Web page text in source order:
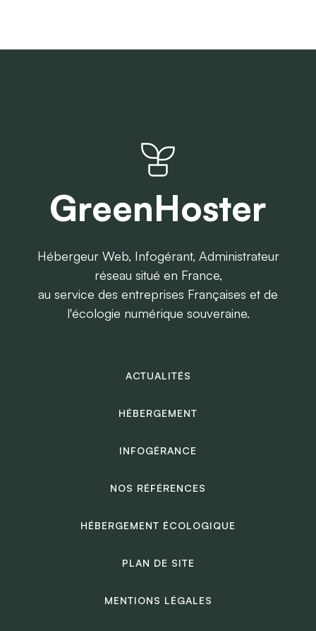
GreenHoster
Hébergeur Web, Infogérant, Administrateur
réseau situé en France,
au service des entreprises Françaises et de
l'écologie numérique souveraine.
ACTUALITÉS
HÉBERGEMENT
INFOGÉRANCE
NOS RÉFÉRENCES
HÉBERGEMENT ÉCOLOGIQUE
PLAN DE SITE
MENTIONS LÉGALES